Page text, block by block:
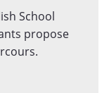
School
propose